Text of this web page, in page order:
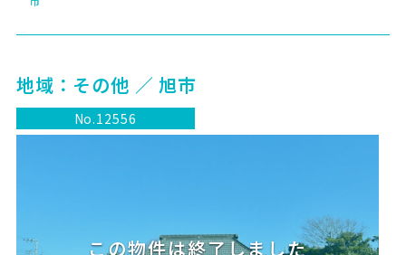
地域： その他 ／ 旭市
No.12556